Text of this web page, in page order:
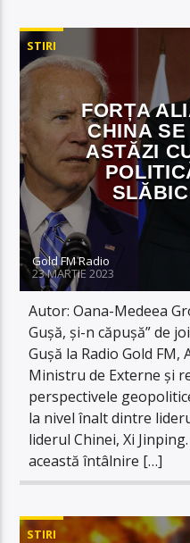
STIRI
FORȚA
CHINA
ASTĂZI
Gold FM Radio
23 MARTIE 2023
Autor: Oana-Medeea
Gușă, și-n căpușă” de
Gușă la Radio Gold
Ministru de Externe și
perspectivele
la nivel înalt dintre
liderul Chinei, Xi
această întâlnire […]
STIRI